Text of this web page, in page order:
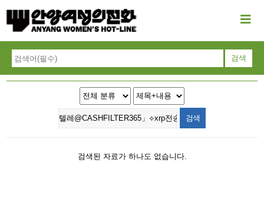
검색된 자료가 하나도 없습니다.